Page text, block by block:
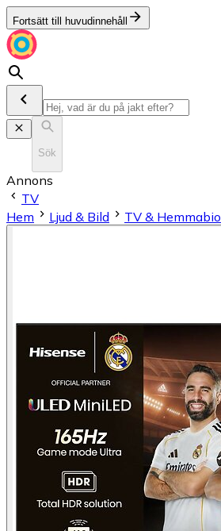
Fortsätt till huvudinnehåll
Sök
Annons
TV
Hem
Ljud & Bild TV & Hemmabio